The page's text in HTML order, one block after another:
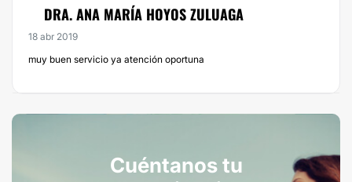
DRA. ANA MARÍA HOYOS ZULUAGA
18 abr 2019
muy buen servicio ya atención oportuna
Cuéntanos tu